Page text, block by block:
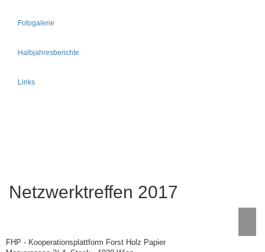
Fotogalerie
Halbjahresberichte
Links
Netzwerktreffen 2017
FHP - Kooperationsplattform Forst Holz Papier